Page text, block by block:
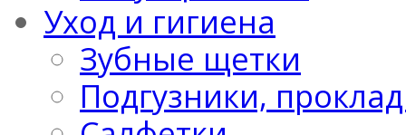
Уход и гигиена
Зубные щетки
Подгузники,